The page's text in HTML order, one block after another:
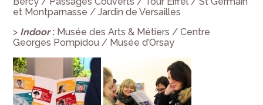
et Montparnasse / Jardin de Versailles
> Indoor: Musée des Arts & Métiers / Centre
Georges Pompidou / Musée d’Orsay